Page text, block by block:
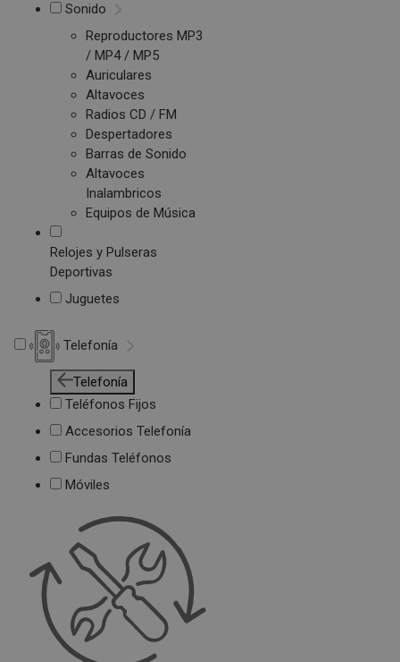
Sonido
Reproductores MP3
/ MP4 / MP5
Auriculares
Altavoces
Radios CD / FM
Despertadores
Barras de Sonido
Altavoces
Inalambricos
Equipos de Música
Relojes y Pulseras
Deportivas
Juguetes
Telefonía
Telefonía
Teléfonos Fijos
Accesorios Telefonía
Fundas Teléfonos
Móviles